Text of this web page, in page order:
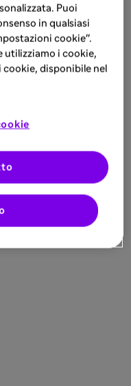
Puoi
in qualsiasi
cookie".
utilizziamo i cookie,
disponibile nel